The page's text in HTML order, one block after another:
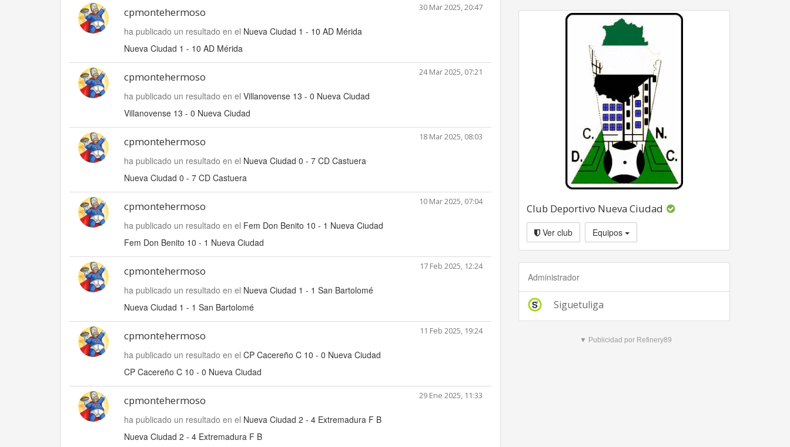
cpmontehermoso 30 Mar 2025, 20:47
ha publicado un resultado en el Nueva Ciudad 1 - 10 AD Mérida
Nueva Ciudad 1 - 10 AD Mérida
cpmontehermoso 24 Mar 2025, 07:21
ha publicado un resultado en el Villanovense 13 - 0 Nueva Ciudad
Villanovense 13 - 0 Nueva Ciudad
cpmontehermoso 18 Mar 2025, 08:03
ha publicado un resultado en el Nueva Ciudad 0 - 7 CD Castuera
Nueva Ciudad 0 - 7 CD Castuera
cpmontehermoso 10 Mar 2025, 07:04
ha publicado un resultado en el Fem Don Benito 10 - 1 Nueva Ciudad
Fem Don Benito 10 - 1 Nueva Ciudad
cpmontehermoso 17 Feb 2025, 12:24
ha publicado un resultado en el Nueva Ciudad 1 - 1 San Bartolomé
Nueva Ciudad 1 - 1 San Bartolomé
cpmontehermoso 11 Feb 2025, 19:24
ha publicado un resultado en el CP Cacereño C 10 - 0 Nueva Ciudad
CP Cacereño C 10 - 0 Nueva Ciudad
cpmontehermoso 29 Ene 2025, 11:33
ha publicado un resultado en el Nueva Ciudad 2 - 4 Extremadura F B
Nueva Ciudad 2 - 4 Extremadura F B
Club Deportivo Nueva Ciudad
Ver club Equipos
Administrador
Siguetuliga
▼ Publicidad por Refinery89